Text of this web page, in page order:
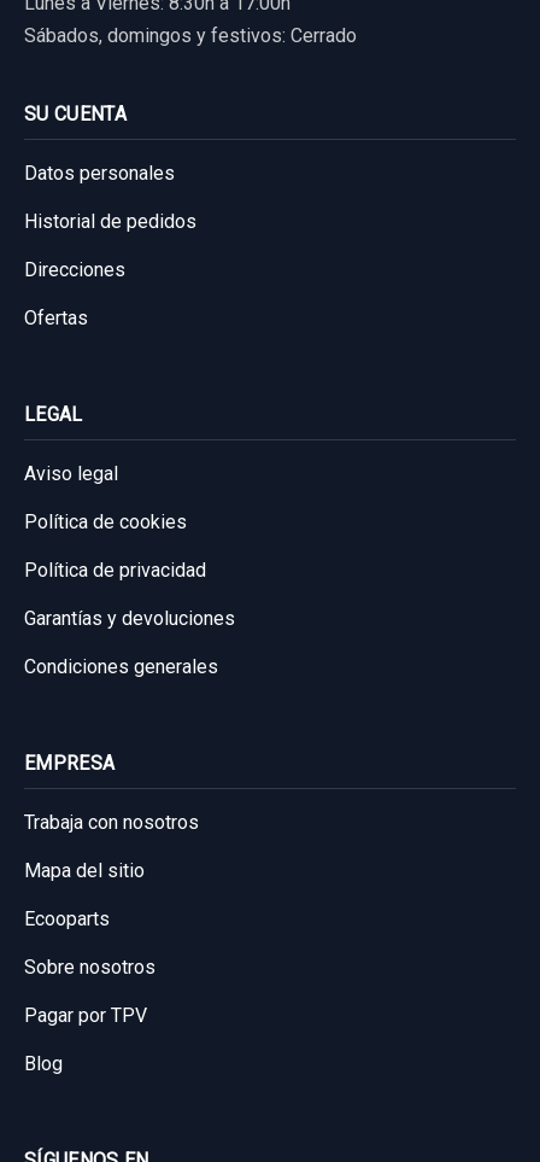
Consultar por whatsapp
Garantía 1 año
25,00 €
Sin IVA, gastos de envío no incluidos.
Sábados, domingos y festivos: Cerrado
SU CUENTA
Datos personales
Historial de pedidos
Direcciones
Ofertas
LEGAL
Aviso legal
Política de cookies
Política de privacidad
Garantías y devoluciones
Condiciones generales
EMPRESA
Trabaja con nosotros
Mapa del sitio
Ecooparts
Sobre nosotros
Pagar por TPV
Blog